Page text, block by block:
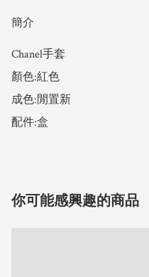
簡介
Chanel手套
顏色:紅色
成色:閒置新
配件:盒
你可能感興趣的商品